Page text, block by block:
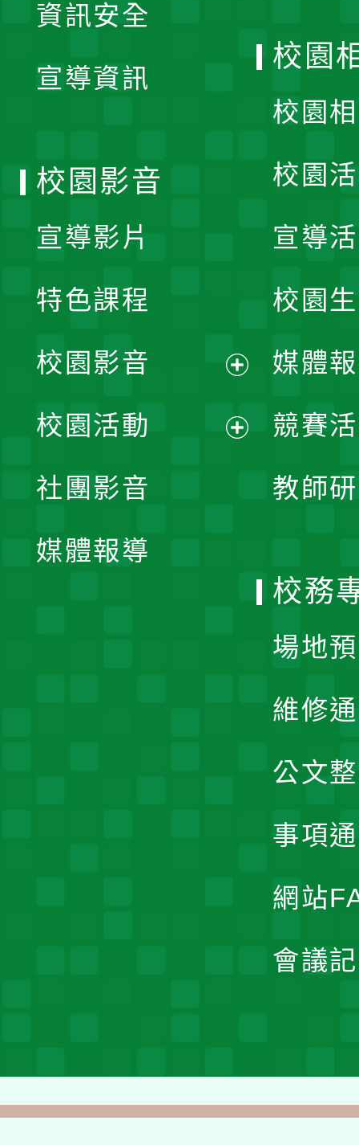
資訊安全
宣導資訊
校園
校園
校園
宣導
校園
媒體
競賽
教師
校園影音
宣導影片
特色課程
校園影音
開
校園活動
社團影音
媒體報導
校務
場地
維修
公文
事項
網站
會議